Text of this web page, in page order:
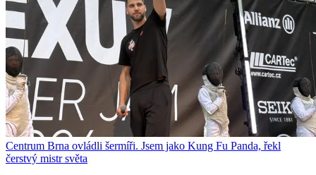
Centrum Brna ovládli šermíři. Jsem jako Kung Fu Panda, řekl
čerstvý mistr světa